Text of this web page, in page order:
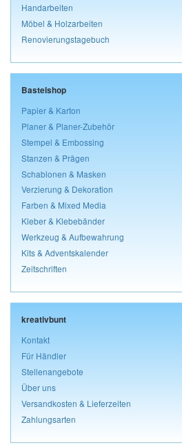
Handarbeiten
Möbel & Holzarbeiten
Renovierungstagebuch
Bastelshop
Papier & Karton
Planer & Planer-Zubehör
Stempel & Embossing
Stanzen & Prägen
Schablonen & Masken
Verzierung & Dekoration
Farben & Mixed Media
Kleber & Klebebänder
Werkzeug & Aufbewahrung
Kits & Adventskalender
Zeitschriften
kreativbunt
Kontakt
Für Händler
Stellenangebote
Über uns
Versandkosten & Lieferzeiten
Zahlungsarten